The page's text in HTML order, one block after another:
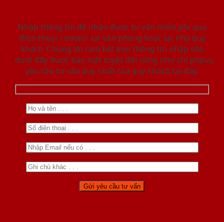
Nhập thông tin để nhận được tư vấn miễn phí qua
điện thoại / email/ tại văn phòng hoặc tại nhà quý
khách. Chúng tôi cam kết mọi thông tin nhập vào
dưới đây được bảo mật tuyệt đối cũng như chỉ phục vụ
yêu cầu tư vấn duy nhất của quý khách tại đây.